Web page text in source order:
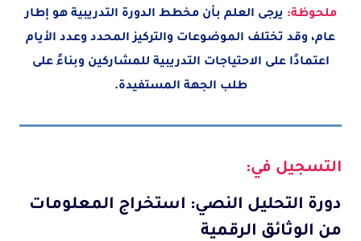
ملحوظة: يرجى العلم بأن مخطط الدورة التدريبية هو إطار
عام، وقد تختلف الموضوعات والتركيز المحدد وعدد الأيام
اعتمادًا على الاحتياجات التدريبية للمشاركين وبناءً على
طلب الجهة المستفيدة.
التسجيل في:
دورة التحليل النصي: استخراج المعلومات
من الوثائق الرقمية